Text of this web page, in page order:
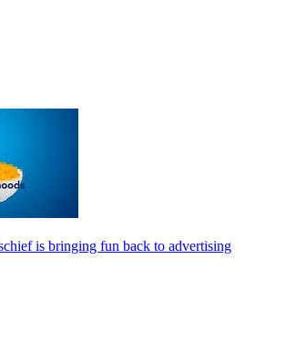
is bringing fun back to advertising